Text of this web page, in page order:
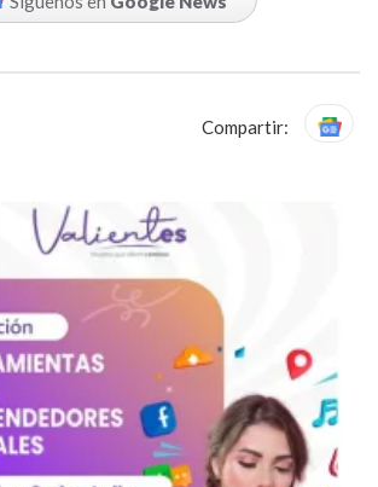
Compartir: